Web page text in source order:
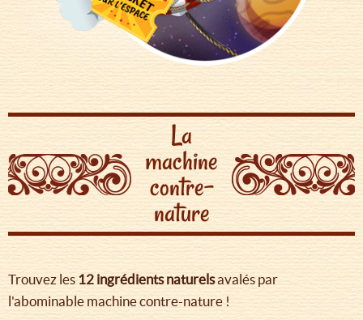
La
machine
contre-
nature
Trouvez les12 ingrédients naturelsavalés par
l'abominable machine contre-nature !